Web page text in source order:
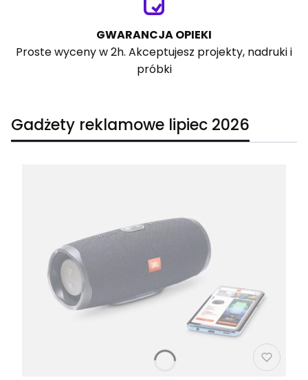
GWARANCJA OPIEKI
Proste wyceny w 2h. Akceptujesz projekty, nadruki i
próbki
Gadżety reklamowe lipiec 2026